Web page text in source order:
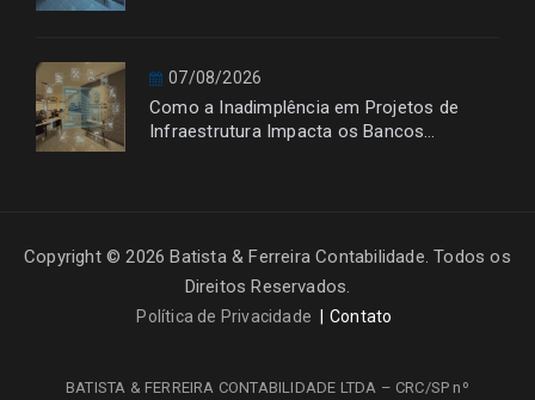
07/08/2026
Como a Inadimplência em Projetos de
Infraestrutura Impacta os Bancos
Copyright © 2026 Batista & Ferreira Contabilidade. Todos os
Direitos Reservados.
Política de Privacidade Contato
BATISTA & FERREIRA CONTABILIDADE LTDA – CRC/SP nº